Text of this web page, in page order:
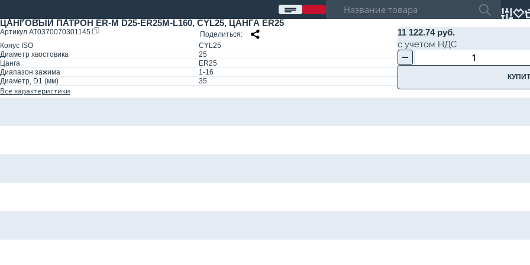
ЦАНГОВЫЙ ПАТРОН ER-M D25-ER25M-L160, CYL25, ЦАНГА ER25
Артикул AT0370070301145
Поделиться
Конус ISO
CYL25
Диаметр хвостовика
25
Цанга
ER25
Диапазон зажима
1-16
Диаметр, D1 (мм)
35
Все характеристики
11 122.74 руб.
с учетом НДС